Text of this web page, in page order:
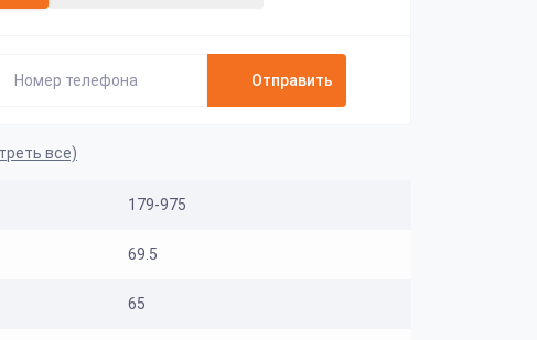
Отправить
все)
179-975
69.5
65